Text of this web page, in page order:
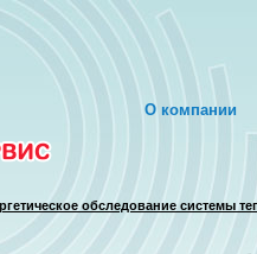
О компании
обследование системы